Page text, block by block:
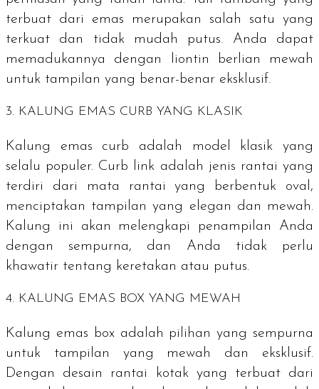
terbuat dari emas merupakan salah satu yang
terkuat dan tidak mudah putus. Anda dapat
memadukannya dengan liontin berlian mewah
untuk tampilan yang benar-benar eksklusif.
3. KALUNG EMAS CURB YANG KLASIK
Kalung emas curb adalah model klasik yang
selalu populer. Curb link adalah jenis rantai yang
terdiri dari mata rantai yang berbentuk oval,
menciptakan tampilan yang elegan dan mewah.
Kalung ini akan melengkapi penampilan Anda
dengan sempurna, dan Anda tidak perlu
khawatir tentang keretakan atau putus.
4. KALUNG EMAS BOX YANG MEWAH
Kalung emas box adalah pilihan yang sempurna
untuk tampilan yang mewah dan eksklusif.
Dengan desain rantai kotak yang terbuat dari